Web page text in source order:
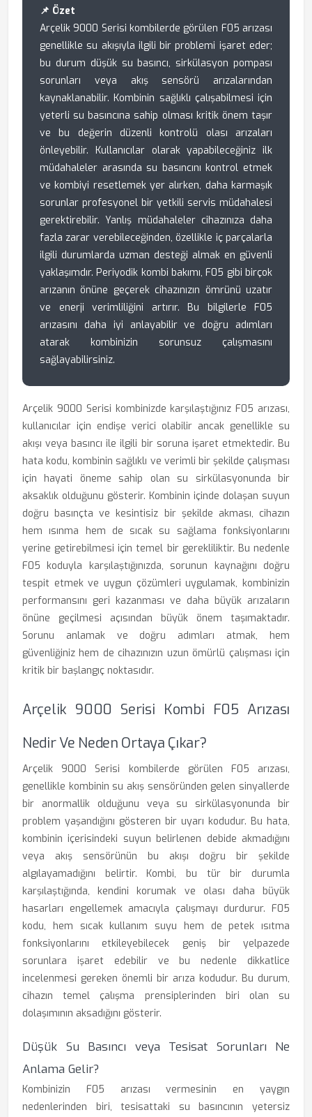
📌 Özet
Arçelik 9000 Serisi kombilerde görülen F05 arızası
genellikle su akışıyla ilgili bir problemi işaret eder;
bu durum düşük su basıncı, sirkülasyon pompası
sorunları veya akış sensörü arızalarından
kaynaklanabilir. Kombinin sağlıklı çalışabilmesi için
yeterli su basıncına sahip olması kritik önem taşır
ve bu değerin düzenli kontrolü olası arızaları
önleyebilir. Kullanıcılar olarak yapabileceğiniz ilk
müdahaleler arasında su basıncını kontrol etmek
ve kombiyi resetlemek yer alırken, daha karmaşık
sorunlar profesyonel bir yetkili servis müdahalesi
gerektirebilir. Yanlış müdahaleler cihazınıza daha
fazla zarar verebileceğinden, özellikle iç parçalarla
ilgili durumlarda uzman desteği almak en güvenli
yaklaşımdır. Periyodik kombi bakımı, F05 gibi birçok
arızanın önüne geçerek cihazınızın ömrünü uzatır
ve enerji verimliliğini artırır. Bu bilgilerle F05
arızasını daha iyi anlayabilir ve doğru adımları
atarak kombinizin sorunsuz çalışmasını
sağlayabilirsiniz.
Arçelik 9000 Serisi kombinizde karşılaştığınız F05 arızası,
kullanıcılar için endişe verici olabilir ancak genellikle su
akışı veya basıncı ile ilgili bir soruna işaret etmektedir. Bu
hata kodu, kombinin sağlıklı ve verimli bir şekilde çalışması
için hayati öneme sahip olan su sirkülasyonunda bir
aksaklık olduğunu gösterir. Kombinin içinde dolaşan suyun
doğru basınçta ve kesintisiz bir şekilde akması, cihazın
hem ısınma hem de sıcak su sağlama fonksiyonlarını
yerine getirebilmesi için temel bir gerekliliktir. Bu nedenle
F05 koduyla karşılaştığınızda, sorunun kaynağını doğru
tespit etmek ve uygun çözümleri uygulamak, kombinizin
performansını geri kazanması ve daha büyük arızaların
önüne geçilmesi açısından büyük önem taşımaktadır.
Sorunu anlamak ve doğru adımları atmak, hem
güvenliğiniz hem de cihazınızın uzun ömürlü çalışması için
kritik bir başlangıç noktasıdır.
Arçelik 9000 Serisi Kombi F05 Arızası
Nedir Ve Neden Ortaya Çıkar?
Arçelik 9000 Serisi kombilerde görülen F05 arızası,
genellikle kombinin su akış sensöründen gelen sinyallerde
bir anormallik olduğunu veya su sirkülasyonunda bir
problem yaşandığını gösteren bir uyarı kodudur. Bu hata,
kombinin içerisindeki suyun belirlenen debide akmadığını
veya akış sensörünün bu akışı doğru bir şekilde
algılayamadığını belirtir. Kombi, bu tür bir durumla
karşılaştığında, kendini korumak ve olası daha büyük
hasarları engellemek amacıyla çalışmayı durdurur. F05
kodu, hem sıcak kullanım suyu hem de petek ısıtma
fonksiyonlarını etkileyebilecek geniş bir yelpazede
sorunlara işaret edebilir ve bu nedenle dikkatlice
incelenmesi gereken önemli bir arıza kodudur. Bu durum,
cihazın temel çalışma prensiplerinden biri olan su
dolaşımının aksadığını gösterir.
Düşük Su Basıncı veya Tesisat Sorunları Ne
Anlama Gelir?
Kombinizin F05 arızası vermesinin en yaygın
nedenlerinden biri, tesisattaki su basıncının yetersiz